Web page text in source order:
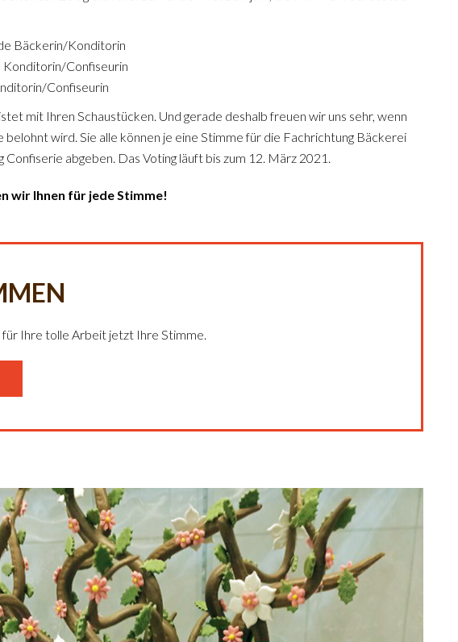
Bäckerin/Konditorin
Konditorin/Confiseurin
Confiseurin
mit Ihren Schaustücken. Und gerade deshalb freuen wir uns sehr, wenn
wird. Sie alle können je eine Stimme für die Fachrichtung Bäckerei
abgeben. Das Voting läuft bis zum 12. März 2021.
wir Ihnen für jede Stimme!
für Ihre tolle Arbeit jetzt Ihre Stimme.